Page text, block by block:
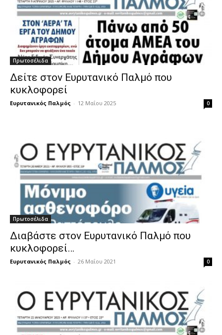
Πρωτοσέλιδα
Δείτε στον Ευρυτανικό Παλμό που
κυκλοφορεί
Ευρυτανικός Παλμός - 12 Μαΐου 2025 0
Πρωτοσέλιδα
Διαβάστε στον Ευρυτανικό Παλμό που
κυκλοφορεί…
Ευρυτανικός Παλμός - 26 Μαΐου 2021 0